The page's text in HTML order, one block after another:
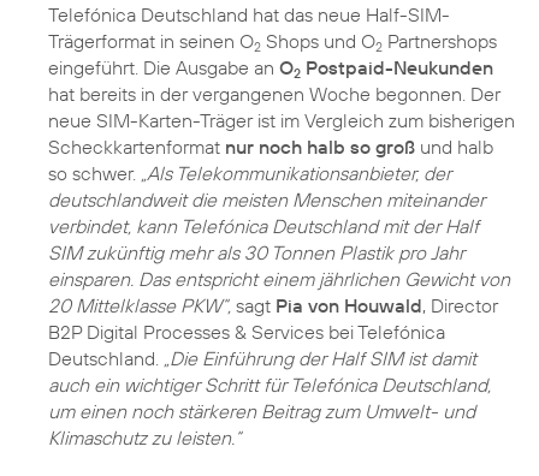
Telefónica Deutschland hat das neue Half-SIM-
Trägerformat in seinen O2 Shops und O2 Partnershops
eingeführt. Die Ausgabe an O2 Postpaid-Neukunden
hat bereits in der vergangenen Woche begonnen. Der
neue SIM-Karten-Träger ist im Vergleich zum bisherigen
Scheckkartenformat nur noch halb so groß und halb
so schwer. „Als Telekommunikationsanbieter, der
deutschlandweit die meisten Menschen miteinander
verbindet, kann Telefónica Deutschland mit der Half
SIM zukünftig mehr als 30 Tonnen Plastik pro Jahr
einsparen. Das entspricht einem jährlichen Gewicht von
20 Mittelklasse PKW“, sagt Pia von Houwald, Director
B2P Digital Processes & Services bei Telefónica
Deutschland.
„Die Einführung der Half SIM ist damit
auch ein wichtiger Schritt für Telefónica Deutschland,
um einen noch stärkeren Beitrag zum Umwelt- und
Klimaschutz zu leisten.“